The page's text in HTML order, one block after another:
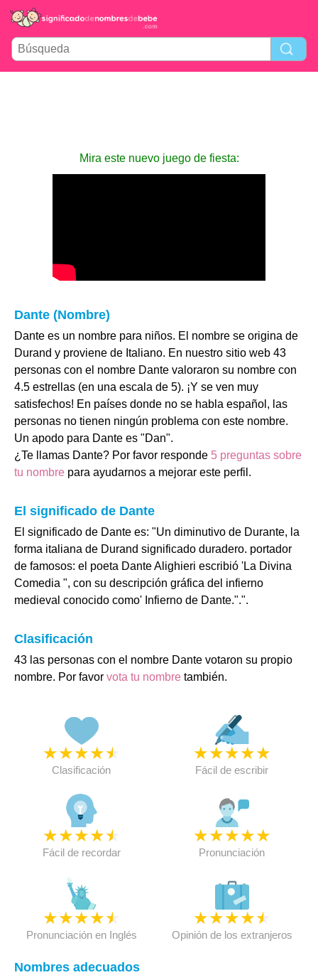
Mira este nuevo juego de fiesta:
Dante (Nombre)
Dante es un nombre para niños. El nombre se origina de
Durand y proviene de Italiano. En nuestro sitio web 43
personas con el nombre Dante valoraron su nombre con
4.5 estrellas (en una escala de 5). ¡Y se ven muy
satisfechos! En países donde no se habla español, las
personas no tienen ningún problema con este nombre.
Un apodo para Dante es "Dan".
¿Te llamas Dante? Por favor responde 5 preguntas sobre
tu nombre para ayudarnos a mejorar este perfil.
El significado de Dante
El significado de Dante es: "Un diminutivo de Durante, la
forma italiana de Durand significado duradero. portador
de famosos: el poeta Dante Alighieri escribió 'La Divina
Comedia ", con su descripción gráfica del infierno
medieval conocido como' Infierno de Dante.".".
Clasificación
43 las personas con el nombre Dante votaron su propio
nombre. Por favor vota tu nombre también.
★★★★★
Clasificación
★★★★★
Fácil de escribir
★★★★★
Fácil de recordar
★★★★★
Pronunciación
★★★★★
Pronunciación en Inglés
★★★★★
Opinión de los extranjeros
Nombres adecuados